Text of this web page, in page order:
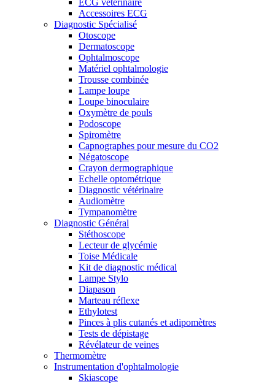
ECG vétérinaire
Accessoires ECG
Diagnostic Spécialisé
Otoscope
Dermatoscope
Ophtalmoscope
Matériel ophtalmologie
Trousse combinée
Lampe loupe
Loupe binoculaire
Oxymètre de pouls
Podoscope
Spiromètre
Capnographes pour mesure du CO2
Négatoscope
Crayon dermographique
Echelle optométrique
Diagnostic vétérinaire
Audiomètre
Tympanomètre
Diagnostic Général
Stéthoscope
Lecteur de glycémie
Toise Médicale
Kit de diagnostic médical
Lampe Stylo
Diapason
Marteau réflexe
Ethylotest
Pinces à plis cutanés et adipomètres
Tests de dépistage
Révélateur de veines
Thermomètre
Instrumentation d'ophtalmologie
Skiascope